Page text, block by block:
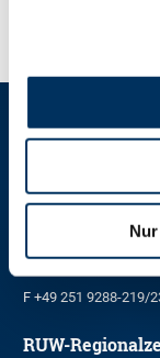
RINDER-
RUW-Zentrale
F +49 251 9288-219/
RUW-